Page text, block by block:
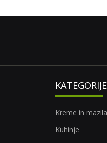
KATEGORIJE
Kreme in mazila
Kuhinje